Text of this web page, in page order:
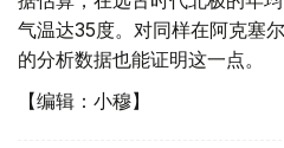
气温达35度。对同样在阿克塞
的分析数据也能证明这一点。
【编辑：小穆】